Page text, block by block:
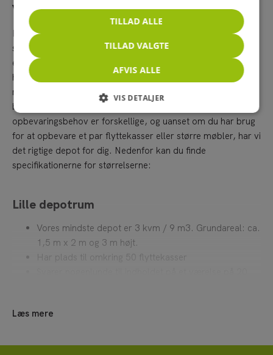
Vores priser på opmagasinering
Hos Depothuset er ekstra plads til opbevaring blevet gjort
simpelt, og du finder
afdelingerover hele Jylland, hvor det
er nemt at leje et depotrum. Vi har gjort det nemt at vælge
hvilken type rum, du ønsker at leje – skal det være lille,
mellem og stor? Du kan altså bestille den plads, du har
behov for – ikke mere eller mindre. Vi forstår nemlig, at alle
opbevaringsbehov er forskellige, og uanset om du har brug
for at opbevare et par flyttekasser eller større møbler, har vi
det rigtige depot for dig. Nedenfor kan du finde
specifikationerne for størrelserne:
Lille depotrum
Vores mindste depot er 3 kvm / 9 m3. Grundareal: ca.
1,5 m x 2 m og 3 m højt.
Har plads til omkring 50 flyttekasser
Læs mere
TILLAD VALGTE
TILLAD ALLE
AFVIS ALLE
VIS DETALJER